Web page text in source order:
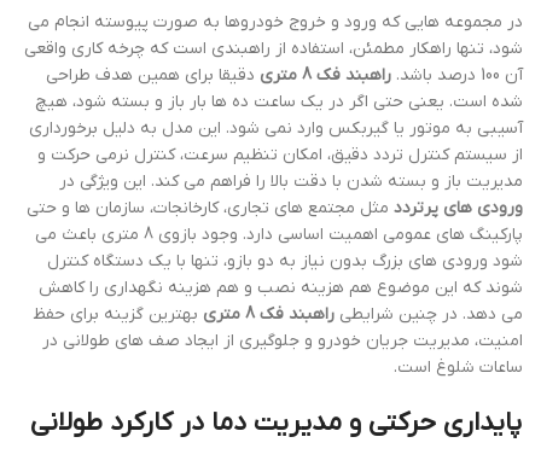
در مجموعه هایی که ورود و خروج خودروها به صورت پیوسته انجام می
شود، تنها راهکار مطمئن، استفاده از راهبندی است که چرخه کاری واقعی
آن 100 درصد باشد.
راهبند فک 8 متری
دقیقا برای همین هدف طراحی
شده است. یعنی حتی اگر در یک ساعت ده ها بار باز و بسته شود، هیچ
آسیبی به موتور یا گیربکس وارد نمی شود. این مدل به دلیل برخورداری
از سیستم کنترل تردد دقیق، امکان تنظیم سرعت، کنترل نرمی حرکت و
مدیریت باز و بسته شدن با دقت بالا را فراهم می کند. این ویژگی در
ورودی های پرتردد مثل مجتمع های تجاری، کارخانجات، سازمان ها و حتی
پارکینگ های عمومی اهمیت اساسی دارد. وجود بازوی 8 متری باعث می
شود ورودی های بزرگ بدون نیاز به دو بازو، تنها با یک دستگاه کنترل
شوند که این موضوع هم هزینه نصب و هم هزینه نگهداری را کاهش
می دهد. در چنین شرایطی راهبند فک 8 متری
بهترین گزینه برای حفظ
امنیت، مدیریت جریان خودرو و جلوگیری از ایجاد صف های طولانی در
ساعات شلوغ است.
پایداری حرکتی و مدیریت دما در کارکرد طولانی